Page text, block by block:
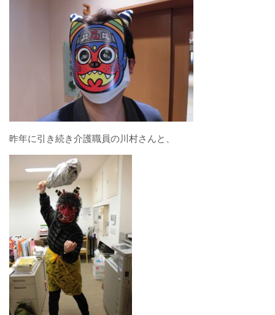
地域密着型特別養護老人ホームチアフ
ル古城
特別養護老人ホーム チアフル岩沼
ケアハウス チアフル岩沼
岩沼西地域包括支援センター
岩沼南デイサービスセンター
岩沼南居宅介護支援センター
地域密着型特別養護老人ホームチアフ
ル三色吉
昨年に引き続き介護職員の川村さんと、